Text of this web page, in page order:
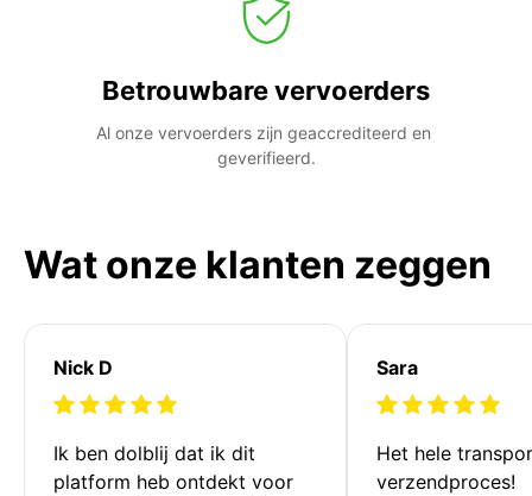
Betrouwbare vervoerders
Al onze vervoerders zijn geaccrediteerd en
geverifieerd.
Wat onze klanten zeggen
Nick D
Ik ben dolblij dat ik dit
platform heb ontdekt voor
Sara
Het hele
verzendproces!